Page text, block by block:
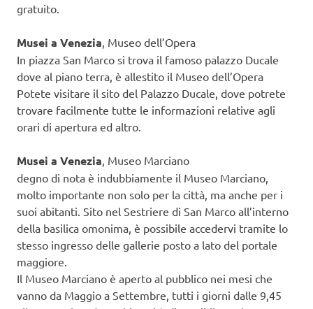
gratuito.
Musei a Venezia , Museo dell’Opera
In piazza San Marco si trova il famoso palazzo Ducale
dove al piano terra, è allestito il Museo dell’Opera
Potete visitare il sito del Palazzo Ducale, dove potrete
trovare facilmente tutte le informazioni relative agli
orari di apertura ed altro.
Musei a Venezia , Museo Marciano
degno di nota è indubbiamente il Museo Marciano,
molto importante non solo per la città, ma anche per i
suoi abitanti. Sito nel Sestriere di San Marco all’interno
della basilica omonima, è possibile accedervi tramite lo
stesso ingresso delle gallerie posto a lato del portale
maggiore.
Il Museo Marciano è aperto al pubblico nei mesi che
vanno da Maggio a Settembre, tutti i giorni dalle 9,45